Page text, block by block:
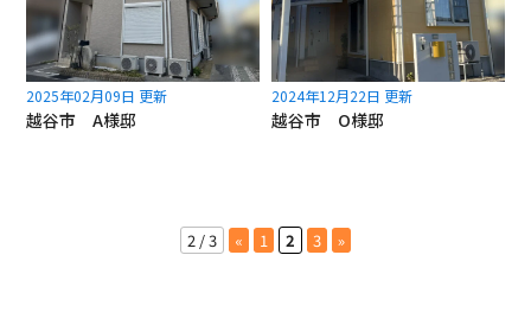
2025年02月09日 更新
越谷市 A様邸
2024年12月22日 更新
越谷市 O様邸
2 / 3 « 1 2 3 »